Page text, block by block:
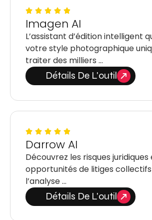
Imagen AI
L’assistant d’édition intelligent
votre style photographique
traiter des milliers …
Détails De L'outil
Darrow AI
Découvrez les risques juridiques
opportunités de litiges
l’analyse …
Détails De L'outil